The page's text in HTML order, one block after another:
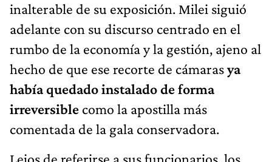
inalterable de su exposición. Milei siguió
adelante con su discurso centrado en el
rumbo de la economía y la gestión, ajeno al
hecho de que ese recorte de cámarasya
había quedado instalado de forma
irreversible como la apostilla más
comentada de la gala conservadora.